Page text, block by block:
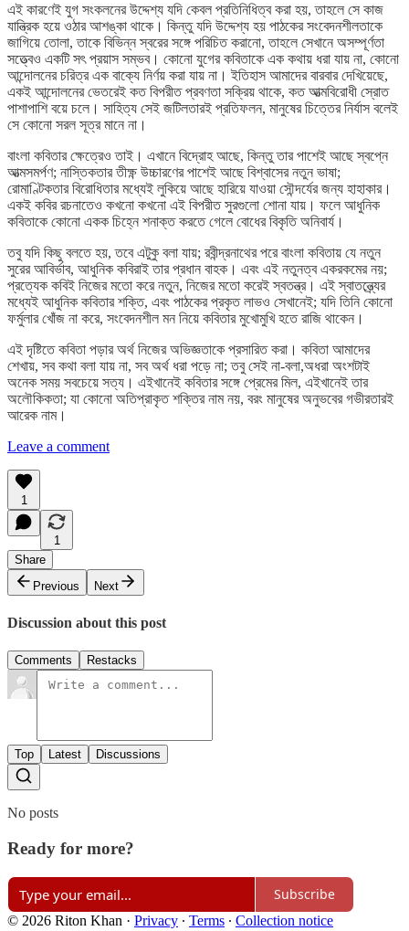
এই কারণেই যুগ সংকলনের উদ্দেশ্য যদি কেবল প্রতিনিধিত্ব করা হয়, তাহলে সে কাজ
যান্ত্রিক হয়ে ওঠার আশঙ্কা থাকে। কিন্তু যদি উদ্দেশ্য হয় পাঠকের সংবেদনশীলতাকে
জাগিয়ে তোলা, তাকে বিভিন্ন স্বরের সঙ্গে পরিচিত করানো, তাহলে সেখানে অসম্পূর্ণতা
সত্ত্বেও একটি সৎ প্রয়াস সম্ভব। কোনো যুগের কবিতাকে এক কথায় ধরা যায় না, কোনো
আন্দোলনের চরিত্র এক বাক্যে নির্ণয় করা যায় না। ইতিহাস আমাদের বারবার দেখিয়েছে,
একই আন্দোলনের ভেতরেই কত বিপরীত প্রবণতা সক্রিয় থাকে, কত আত্মবিরোধী স্রোত
পাশাপাশি বয়ে চলে। সাহিত্য সেই জটিলতারই প্রতিফলন, মানুষের চিত্তের নির্যাস বলেই
সে কোনো সরল সূত্র মানে না।
বাংলা কবিতার ক্ষেত্রেও তাই। এখানে বিদ্রোহ আছে, কিন্তু তার পাশেই আছে স্বপ্নে
আত্মসমর্পণ; নাস্তিকতার তীক্ষ্ণ উচ্চারণের পাশেই আছে বিশ্বাসের নতুন ভাষা;
রোমাণ্টিকতার বিরোধিতার মধ্যেই লুকিয়ে আছে হারিয়ে যাওয়া সৌন্দর্যের জন্য হাহাকার।
একই কবির রচনাতেও কখনো কখনো এই বিপরীত সুরগুলো শোনা যায়। ফলে আধুনিক
কবিতাকে কোনো একক চিহ্নে শনাক্ত করতে গেলে বোধের বিকৃতি অনিবার্য।
তবু যদি কিছু বলতে হয়, তবে এটুকু বলা যায়; রবীন্দ্রনাথের পরে বাংলা কবিতায় যে নতুন
সুরের আবির্ভাব, আধুনিক কবিরাই তার প্রধান বাহক। এবং এই নতুনত্ব একরকমের নয়;
প্রত্যেক কবিই নিজের মতো করে নতুন, নিজের মতো করেই স্বতন্ত্র। এই স্বাতন্ত্র্যের
মধ্যেই আধুনিক কবিতার শক্তি, এবং পাঠকের প্রকৃত লাভও সেখানেই; যদি তিনি কোনো
ফর্মুলার খোঁজ না করে, সংবেদনশীল মন নিয়ে কবিতার মুখোমুখি হতে রাজি থাকেন।
এই দৃষ্টিতে কবিতা পড়ার অর্থ নিজের অভিজ্ঞতাকে প্রসারিত করা। কবিতা আমাদের
শেখায়, সব কথা বলা যায় না, সব অর্থ ধরা পড়ে না; তবু সেই না-বলা,অধরা অংশটাই
অনেক সময় সবচেয়ে সত্য। এইখানেই কবিতার সঙ্গে প্রেমের মিল, এইখানেই তার
অলৌকিকতা; যা কোনো অতিপ্রাকৃত শক্তির নাম নয়, বরং মানুষের অনুভবের গভীরতারই
আরেক নাম।
Leave a comment
1
1
Share
Previous
Next
Discussion about this post
Comments Restacks
Top Latest Discussions
No posts
Ready for more?
Subscribe
© 2026 Riton Khan · Privacy ∙ Terms ∙ Collection notice